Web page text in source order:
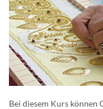
Bei diesem Kurs können